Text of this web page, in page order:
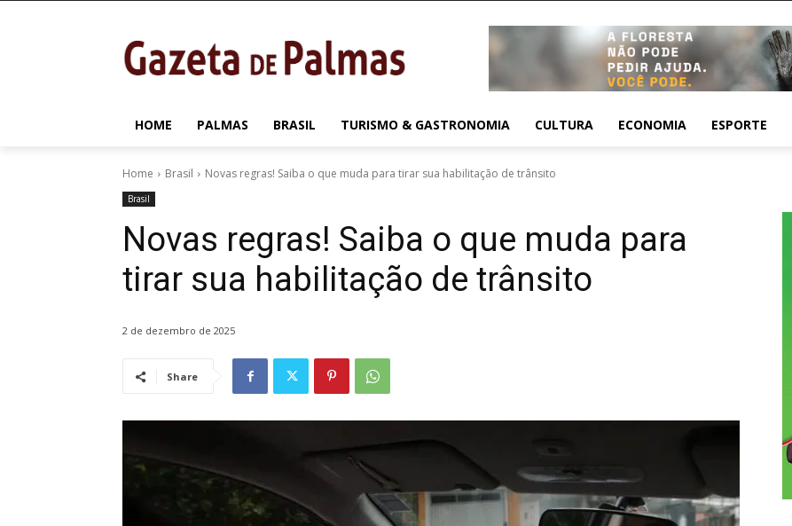
HOME PALMAS BRASIL TURISMO & GASTRONOMIA CULTURA ECONOMIA ESPORTE
Home Brasil Novas regras! Saiba o que muda para tirar sua habilitação de trânsito
Brasil
Novas regras! Saiba o que muda para
tirar sua habilitação de trânsito
2 de dezembro de 2025
Share